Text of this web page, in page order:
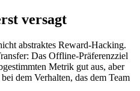
versagt
abstraktes Reward-Hacking.
Das Offline-Präferenzziel
Metrik gut aus, aber
dem Verhalten, das dem Team